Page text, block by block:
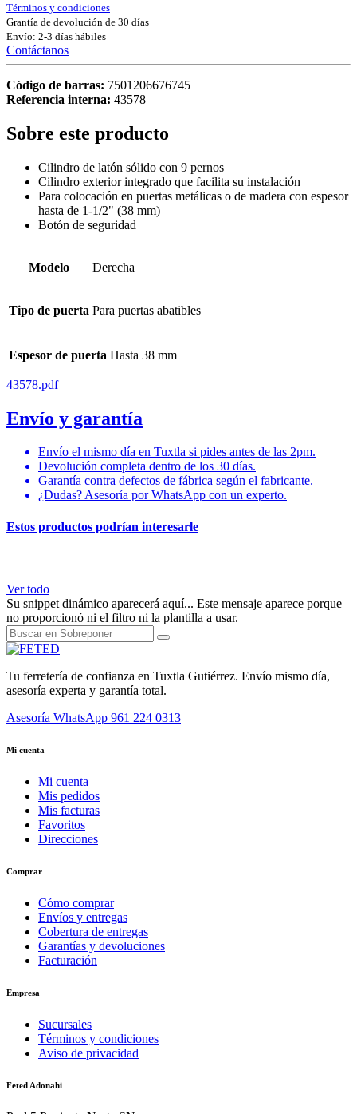
Términos y condiciones
Grantía de devolución de 30 días
Envío: 2-3 días hábiles
Contáctanos
Código de barras: 7501206676745
Referencia interna: 43578
Sobre este producto
Cilindro de latón sólido con 9 pernos
Cilindro exterior integrado que facilita su instalación
Para colocación en puertas metálicas o de madera con espesor
hasta de 1-1/2" (38 mm)
Botón de seguridad
Modelo Derecha
Tipo de puerta Para puertas abatibles
Espesor de puerta Hasta 38 mm
43578.pdf
Envío y garantía
Envío el mismo día en Tuxtla si pides antes de las 2pm.
Devolución completa dentro de los 30 días.
Garantía contra defectos de fábrica según el fabricante.
¿Dudas? Asesoría por WhatsApp con un experto.
Estos productos podrían interesarle
Ver todo
Su snippet dinámico aparecerá aquí... Este mensaje aparece porque
no proporcionó ni el filtro ni la plantilla a usar.
Tu ferretería de confianza en Tuxtla Gutiérrez. Envío mismo día,
asesoría experta y garantía total.
Asesoría WhatsApp 961 224 0313
Mi cuenta
Mi cuenta
Mis pedidos
Mis facturas
Favoritos
Direcciones
Comprar
Cómo comprar
Envíos y entregas
Cobertura de entregas
Garantías y devoluciones
Facturación
Empresa
Sucursales
Términos y condiciones
Aviso de privacidad
Feted Adonahi